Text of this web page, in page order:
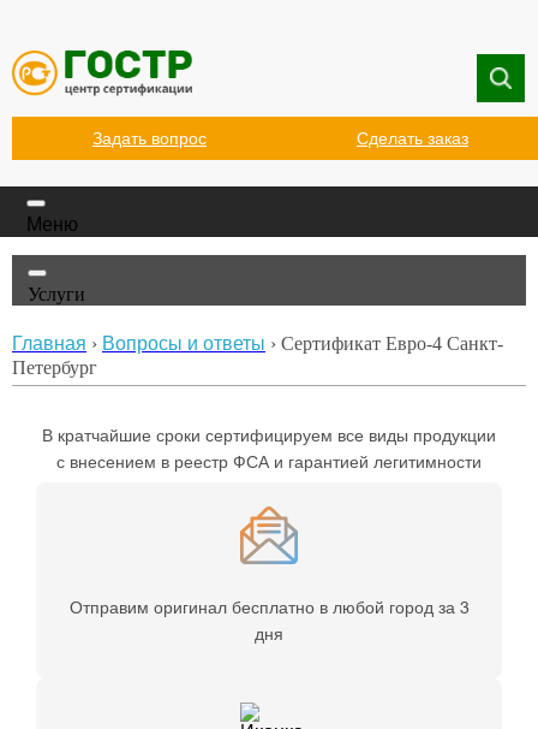
Задать вопрос Сделать заказ
Меню
Услуги
Главная › Вопросы и ответы › Сертификат Евро-4 Санкт-
Петербург
В кратчайшие сроки сертифицируем все виды продукции
с внесением в реестр ФСА и гарантией легитимности
Отправим оригинал бесплатнов любой город за 3
дня